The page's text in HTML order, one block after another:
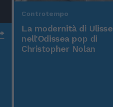
Controtempo
La modernità di Ulisse
nell'Odissea pop di
Christopher Nolan